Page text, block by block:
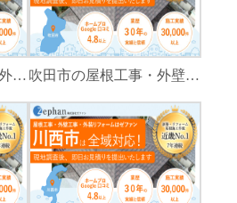
四條畷市の屋根工事・外壁工事・外装リフォームはゼファン！四條畷内の工事事例もご紹介 吹田市の屋根工事・外壁工事・外装リフォームはゼファン！吹田市内の工事事例もご紹介